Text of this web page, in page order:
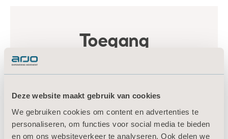
Deze website maakt gebruik van cookies
We gebruiken cookies om content en advertenties te
personaliseren, om functies voor social media te bieden
en om ons websiteverkeer te analyseren. Ook delen we